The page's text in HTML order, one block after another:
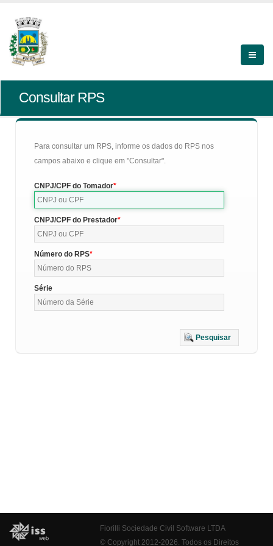
Consultar RPS
Para consultar um RPS, informe os dados do RPS nos
campos abaixo e clique em "Consultar".
CNPJ/CPF do Tomador
CNPJ/CPF do Prestador
Número do RPS
Série
Pesquisar
Fiorilli Sociedade Civil Software LTDA
© Copyright 2012-2026. Todos os Direitos